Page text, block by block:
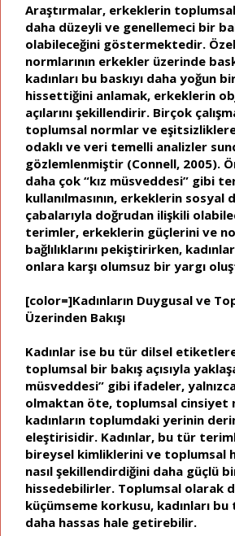
Araştırmalar, erkeklerin
daha düzeyli ve genellemeci bir
olabileceğini göstermektedir.
normlarının erkekler üzerinde
kadınları bu baskıyı daha yoğun
hissettiğini anlamak, erkeklerin
açılarını şekillendirir. Birçok
toplumsal normlar ve
odaklı ve veri temelli analizler
gözlemlenmiştir (Connell, 2005).
daha çok “kız müsveddesi” gibi
kullanılmasının, erkeklerin sosyal
çabalarıyla doğrudan ilişkili
terimler, erkeklerin güçlerini ve
bağlılıklarını pekiştirirken,
onlara karşı olumsuz bir yargı
[color=]Kadınların Duygusal ve
Üzerinden Bakışı
Kadınlar ise bu tür dilsel
toplumsal bir bakış açısıyla
müsveddesi” gibi ifadeler,
olmaktan öte, toplumsal cinsiyet
kadınların toplumdaki yerinin
eleştirisidir. Kadınlar, bu tür
bireysel kimliklerini ve toplumsal
nasıl şekillendirdiğini daha güçlü
hissedebilirler. Toplumsal olarak
küçümseme korkusu, kadınları
daha hassas hale getirebilir.